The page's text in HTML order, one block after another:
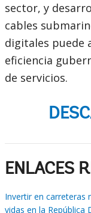
sector, y
cables
digitales puede
eficiencia
de servicios.
ENLACES
Invertir en carreteras
vidas en la República